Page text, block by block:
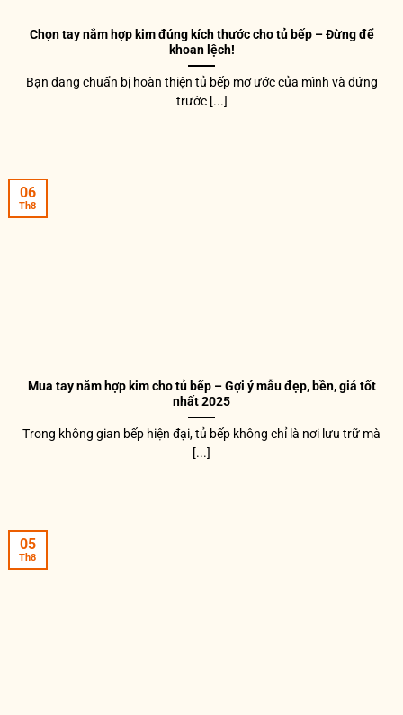
Chọn tay nắm hợp kim đúng kích thước cho tủ bếp – Đừng để
khoan lệch!
Bạn đang chuẩn bị hoàn thiện tủ bếp mơ ước của mình và đứng
trước [...]
Mua tay nắm hợp kim cho tủ bếp – Gợi ý mẫu đẹp, bền, giá tốt
nhất 2025
Trong không gian bếp hiện đại, tủ bếp không chỉ là nơi lưu trữ mà
[...]
06
Th8
05
Th8